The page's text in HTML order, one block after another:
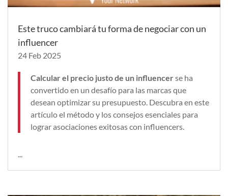
Este truco cambiará tu forma de negociar con un
influencer
24 Feb 2025
Calcular el precio justo de un influencerse ha
convertido en un desafío para las marcas que
desean optimizar su presupuesto. Descubra en este
artículo el método y los consejos esenciales para
lograr asociaciones exitosas con influencers.
...